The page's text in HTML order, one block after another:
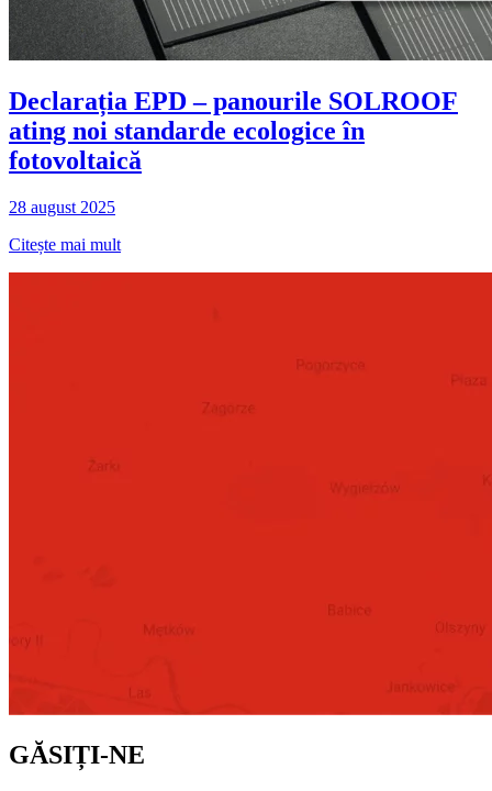
Declarația EPD – panourile SOLROOF
ating noi standarde ecologice în
fotovoltaică
28 august 2025
Citește mai mult
GĂSIȚI-NE